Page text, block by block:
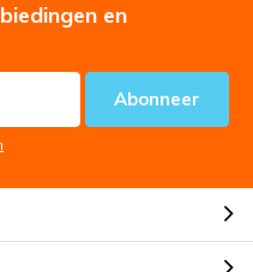
en
Abonneer